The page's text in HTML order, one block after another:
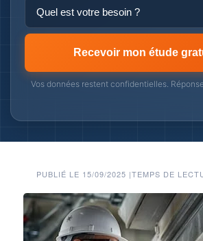
Recevoir mon étude
Vos données restent confidentielles.
PUBLIÉ LE 15/09/2025 |TEMPS DE